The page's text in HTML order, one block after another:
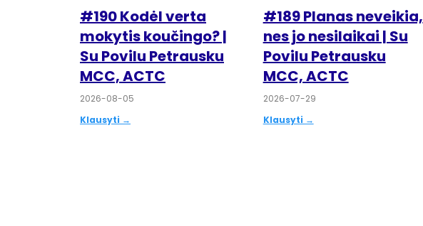
#190 Kodėl verta
mokytis koučingo? |
Su Povilu Petrausku
MCC, ACTC
2026-08-05
Klausyti →
#189 Planas neveikia,
nes jo nesilaikai | Su
Povilu Petrausku
MCC, ACTC
2026-07-29
Klausyti →